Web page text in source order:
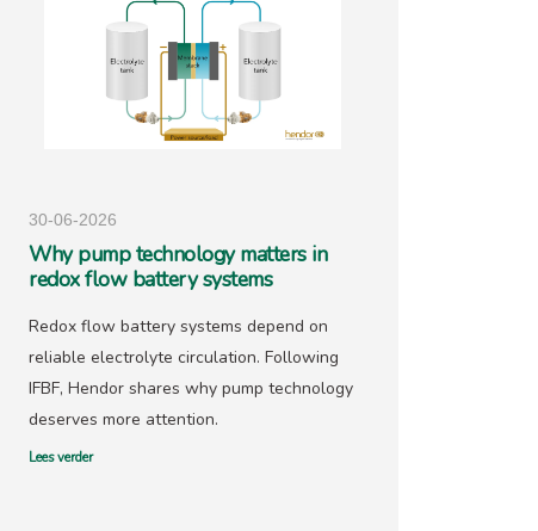
30-06-2026
Why pump technology matters in
redox flow battery systems
Redox flow battery systems depend on
reliable electrolyte circulation. Following
IFBF, Hendor shares why pump technology
deserves more attention.
Lees verder